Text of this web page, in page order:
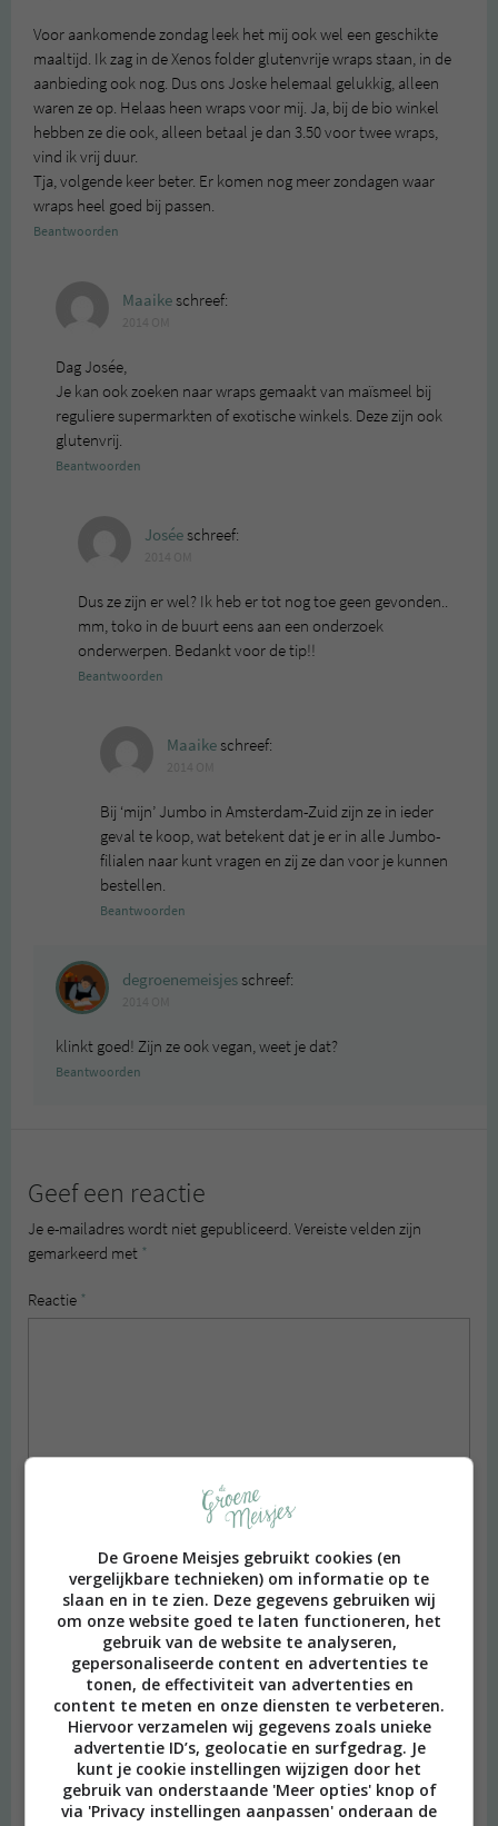
Voor aankomende zondag leek het mij ook wel een geschikte
maaltijd. Ik zag in de Xenos folder glutenvrije wraps staan, in de
aanbieding ook nog. Dus ons Joske helemaal gelukkig, alleen
waren ze op. Helaas heen wraps voor mij. Ja, bij de bio winkel
hebben ze die ook, alleen betaal je dan 3.50 voor twee wraps,
vind ik vrij duur.
Tja, volgende keer beter. Er komen nog meer zondagen waar
wraps heel goed bij passen.
Beantwoorden
Maaikeschreef:
Dag Josée,
Je kan ook zoeken naar wraps gemaakt van maïsmeel bij
reguliere supermarkten of exotische winkels. Deze zijn ook
glutenvrij.
Beantwoorden
Joséeschreef:
Dus ze zijn er wel? Ik heb er tot nog toe geen gevonden..
mm, toko in de buurt eens aan een onderzoek
onderwerpen. Bedankt voor de tip!!
Beantwoorden
Maaikeschreef:
Bij ‘mijn’ Jumbo in Amsterdam-Zuid zijn ze in ieder
geval te koop, wat betekent dat je er in alle Jumbo-
filialen naar kunt vragen en zij ze dan voor je kunnen
bestellen.
Beantwoorden
degroenemeisjesschreef:
klinkt goed! Zijn ze ook vegan, weet je dat?
Beantwoorden
Geef een reactie
Je e-mailadres wordt niet gepubliceerd. Vereiste velden zijn
gemarkeerd met *
Reactie *
E-mail*
Mijn naam, e-mail en site opslaan in deze browser voor de
volgende keer wanneer ik een reactie plaats.
De Groene Meisjes gebruikt cookies (en
vergelijkbare technieken) om informatie op te
slaan en in te zien. Deze gegevens gebruiken wij
om onze website goed te laten functioneren, het
gebruik van de website te analyseren,
gepersonaliseerde content en advertenties te
tonen, de effectiviteit van advertenties en
content te meten en onze diensten te verbeteren.
Hiervoor verzamelen wij gegevens zoals unieke
advertentie ID’s, geolocatie en surfgedrag. Je
kunt je cookie instellingen wijzigen door het
gebruik van onderstaande 'Meer opties' knop of
via 'Privacy instellingen aanpassen' onderaan de